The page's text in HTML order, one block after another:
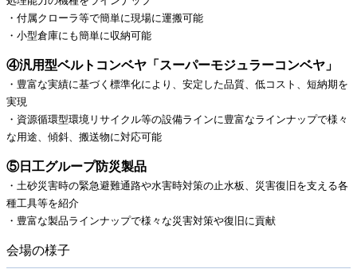
・付属クローラ等で簡単に現場に運搬可能
・小型倉庫にも簡単に収納可能
④汎用型ベルトコンベヤ「スーパーモジュラーコンベヤ」
・豊富な実績に基づく標準化により、安定した品質、低コスト、短納期を
実現
・資源循環型環境リサイクル等の設備ラインに豊富なラインナップで様々
な用途、傾斜、搬送物に対応可能
⑤日工グループ防災製品
・土砂災害時の緊急避難通路や水害時対策の止水板、災害復旧を支える各
種工具等を紹介
・豊富な製品ラインナップで様々な災害対策や復旧に貢献
会場の様子